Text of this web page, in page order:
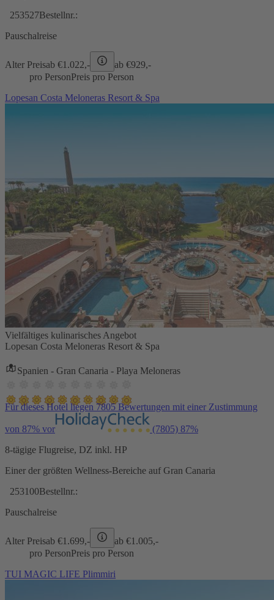
253527Bestellnr.:
Pauschalreise
Alter Preisab €1.022,- ab €929,-
pro PersonPreis pro Person
Lopesan Costa Meloneras Resort & Spa
Vielfältiges kulinarisches Angebot
Lopesan Costa Meloneras Resort & Spa
Spanien - Gran Canaria - Playa Meloneras
Für dieses Hotel liegen 7805 Bewertungen mit einer Zustimmung
von 87% vor (7805) 87%
8-tägige Flugreise, DZ inkl. HP
Einer der größten Wellness-Bereiche auf Gran Canaria
253100Bestellnr.:
Pauschalreise
Alter Preisab €1.699,- ab €1.005,-
pro PersonPreis pro Person
TUI MAGIC LIFE Plimmiri